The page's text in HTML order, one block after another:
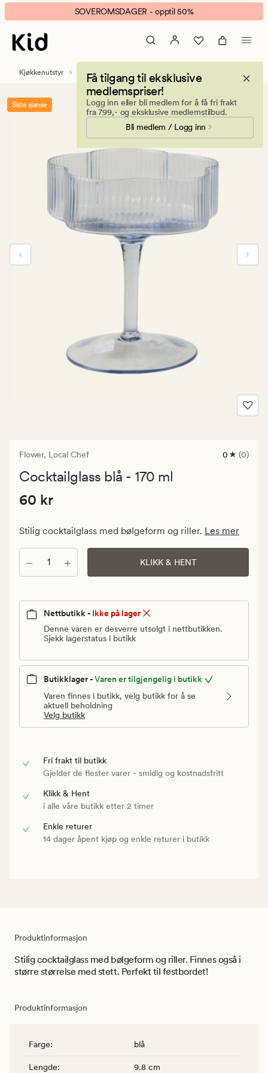
Flower
cocktailglass
blå
banner.
Klikk
ESCAPE
pause.
SOVEROMSDAGER - opptil 50%
Få tilgang til eksklusive
medlemspriser!
Logg inn eller bli medlem for å få fri frakt
fra 799,- og eksklusive medlemstilbud.
Bli medlem / Logg inn
Kjøkkenutstyr Servise
Siste sjanse
Flower, Local Chef
0
0 (0)
Cocktailglass blå - 170 ml
Pris
kr.
Vanlig
pris
60
Pris 60 kr
60 kr
Stilig cocktailglass med bølgeform og riller. Les mer
Antall KLIKK & HENT
Nettbutikk - Ikke på lager
Denne varen er desverre utsolgt i nettbutikken.
Sjekk lagerstatus i butikk
Butikklager -Varen er tilgjengelig i butikk
Varen finnes i butikk, velg butikk for å se
aktuell beholdning
Velg butikk
Fri frakt til butikk
Gjelder de flester varer - smidig og kostnadsfritt
Klikk & Hent
i alle våre butikk etter 2 timer
Enkle returer
14 dager åpent kjøp og enkle returer i butikk
Produktinformasjon
Stilig cocktailglass med bølgeform og riller. Finnes også i
større størrelse med stett. Perfekt til festbordet!
Produktinformasjon
Farge: blå
Lengde: 9.8 cm